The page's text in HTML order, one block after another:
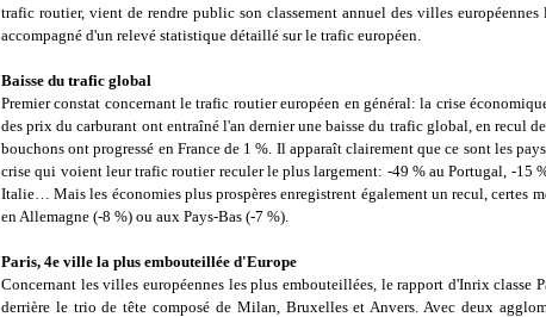
trafic routier, vient de rendre public son classement annuel des villes européennes
accompagné d'un relevé statistique détaillé sur le trafic européen.
Baisse du trafic global
Premier constat concernant le trafic routier européen en général: la crise
des prix du carburant ont entraîné l'an dernier une baisse du trafic global, en recul
bouchons ont progressé en France de 1 %. Il apparaît clairement que ce sont les
crise qui voient leur trafic routier reculer le plus largement: -49 % au Portugal, -15
Italie… Mais les économies plus prospères enregistrent également un recul, certes
en Allemagne (-8 %) ou aux Pays-Bas (-7 %).
Paris, 4e ville la plus embouteillée d'Europe
Concernant les villes européennes les plus embouteillées, le rapport d'Inrix classe
derrière le trio de tête composé de Milan, Bruxelles et Anvers. Avec deux